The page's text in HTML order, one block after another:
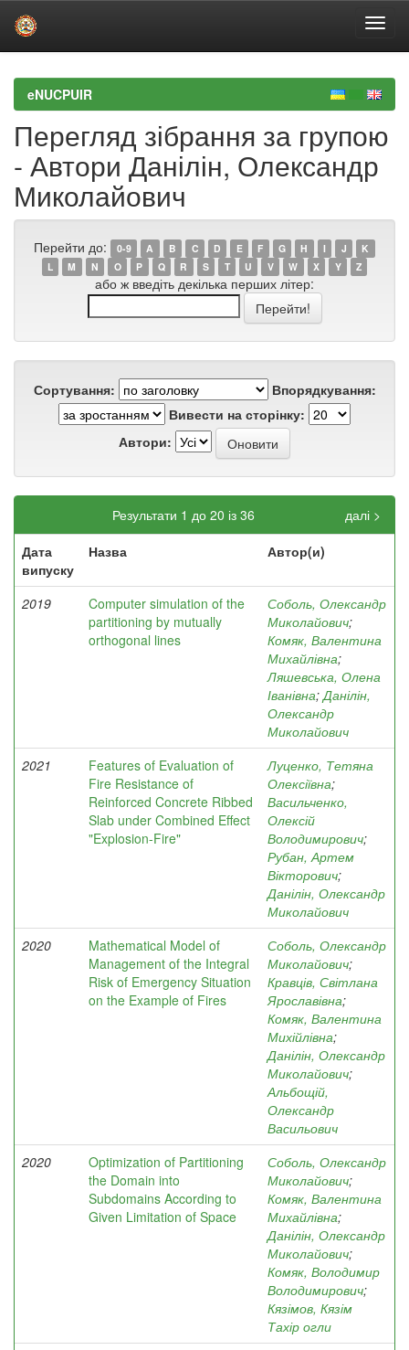
navigationeNUCPUIR
Перегляд зібрання за групою
- Автори Данілін, Олександр
Миколайович
Перейти до: 0-9 A B C D E F G H I J
K
L
M N O P Q R S T U V W X Y Z
або ж введіть декілька перших літер:
Сортування:
Впорядкування:
Вивести на сторінку:
Автори:
Результати 1 до 20 із 36
далі >
Дата
випуску
Назва Автор(и)
2019
Computer simulation of the
partitioning by mutually
orthogonal lines
Соболь, Олександр
Миколайович;
Комяк, Валентина
Михайлівна;
Ляшевська, Олена
Іванівна;Данілін,
Олександр
Миколайович
2021
Features of Evaluation of
Fire Resistance of
Reinforced Concrete Ribbed
Slab under Combined Effect
"Explosion-Fire"
Луценко, Тетяна
Олексіївна;
Васильченко,
Олексій
Володимирович;
Рубан, Артем
Вікторович;
Данілін, Олександр
Миколайович
2020
Mathematical Model of
Management of the Integral
Risk of Emergency Situation
on the Example of Fires
Соболь, Олександр
Миколайович;
Кравців, Світлана
Ярославівна;
Комяк, Валентина
Михійлівна;
Данілін, Олександр
Миколайович;
Альбощій,
Олександр
Васильович
2020
Optimization of Partitioning
the Domain into
Subdomains According to
Given Limitation of Space
Соболь, Олександр
Миколайович;
Комяк, Валентина
Михайлівна;
Данілін, Олександр
Миколайович;
Комяк, Володимир
Володимирович;
Кязімов, Кязім
Тахір огли